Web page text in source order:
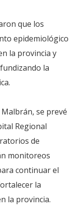
que los
epidemiológico
la provincia y
la
se prevé
Regional
de
monitoreos
continuar el
la
la provincia.